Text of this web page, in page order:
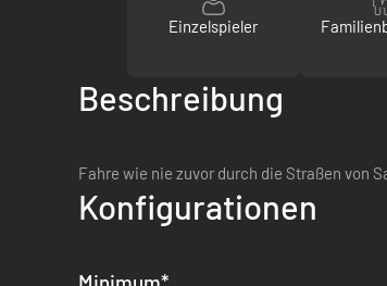
Einzelspieler
Beschreibung
Fahre wie nie zuvor durch die Straßen von
Konfigurationen